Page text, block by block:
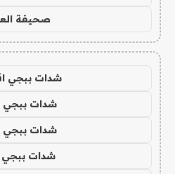
صحيفة
شدات ببجي
شدات ببجي
شدات ببجي
شدات ببجي